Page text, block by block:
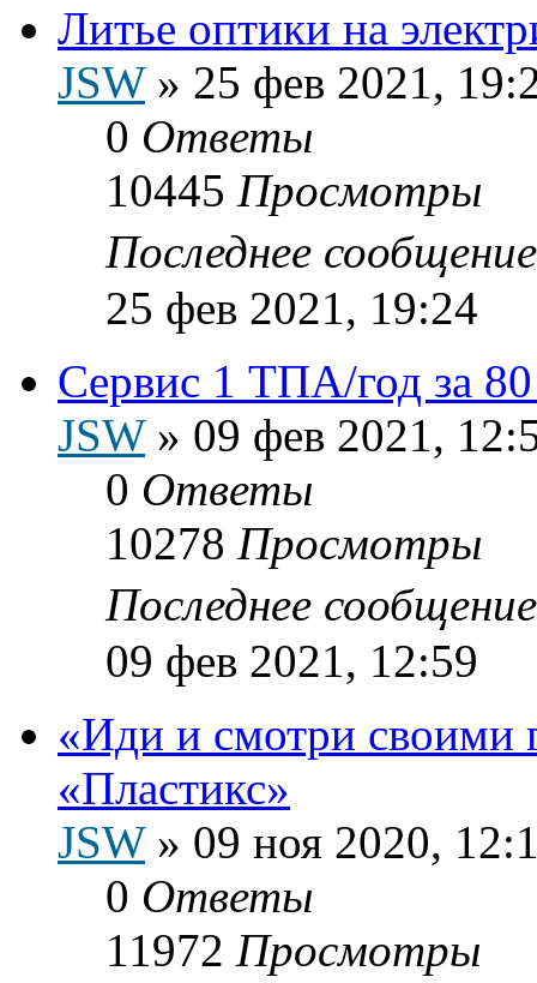
Литье оптики на
JSW» 25 фев 2021,
0 Ответы
10445 Просмотры
Последнее
25 фев 2021, 19:24
Сервис 1 ТПА/год за
JSW» 09 фев 2021,
0 Ответы
10278 Просмотры
Последнее
09 фев 2021, 12:59
«Иди и смотри своими
«Пластикс»
JSW» 09 ноя 2020,
0 Ответы
11972 Просмотры